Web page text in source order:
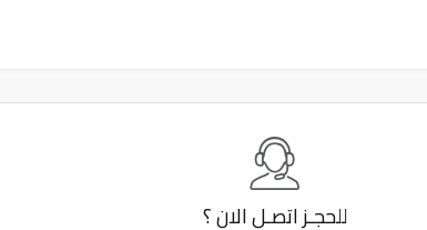
للحجـزاتصـل الان ؟